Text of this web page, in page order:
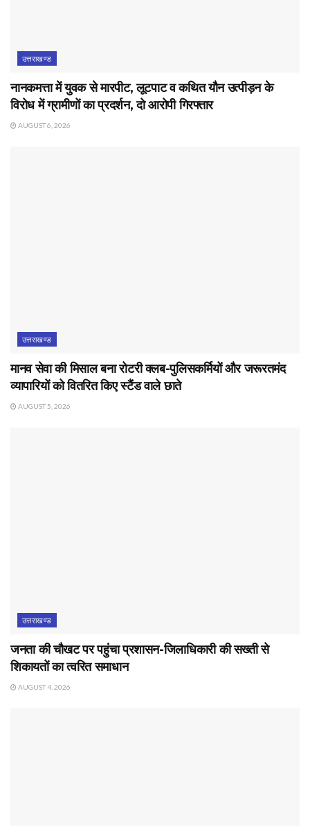
उत्तराखण्ड
नानकमत्ता में युवक से मारपीट, लूटपाट व कथित यौन उत्पीड़न के
विरोध में ग्रामीणों का प्रदर्शन, दो आरोपी गिरफ्तार
AUGUST 6, 2026
उत्तराखण्ड
मानव सेवा की मिसाल बना रोटरी क्लब-पुलिसकर्मियों और जरूरतमंद
व्यापारियों को वितरित किए स्टैंड वाले छाते
AUGUST 5, 2026
उत्तराखण्ड
जनता की चौखट पर पहुंचा प्रशासन-जिलाधिकारी की सख्ती से
शिकायतों का त्वरित समाधान
AUGUST 4, 2026